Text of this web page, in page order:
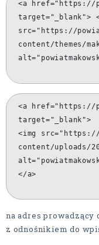
<a href="https://
target="_blank">
src="https://
content/themes/
<a href="https://
target="_blank">
<img src="https://
content/uploads/
</a>
na adres prowadzący
z odnośnikiem do